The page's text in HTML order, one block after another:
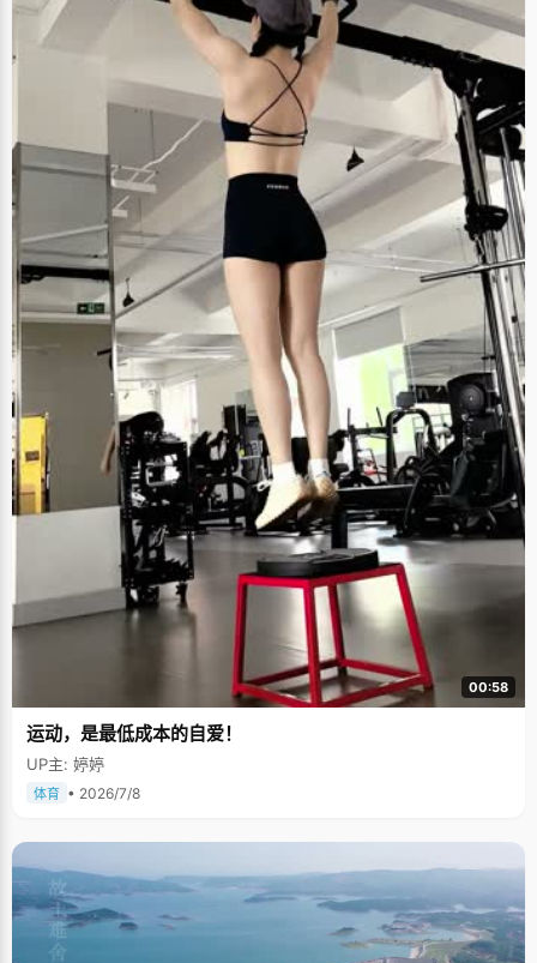
00:58
运动，是最低成本的自爱！
UP主: 婷婷
体育 • 2026/7/8